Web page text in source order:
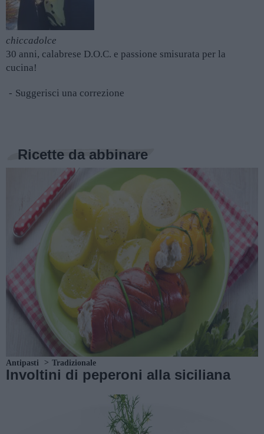
chiccadolce
30 anni, calabrese D.O.C. e passione smisurata per la
cucina!
Suggerisci una correzione
Ricette da abbinare
Antipasti Tradizionale
Involtini di peperoni alla siciliana